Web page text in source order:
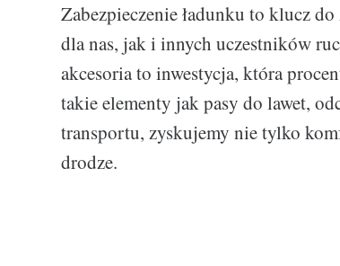
Zabezpieczenie ładunku to klucz
dla nas, jak i innych uczestników
akcesoria to inwestycja, która
takie elementy jak pasy do lawet,
transportu, zyskujemy nie tylko
drodze.